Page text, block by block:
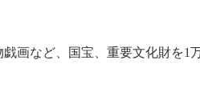
画など、国宝、重要文化財を1